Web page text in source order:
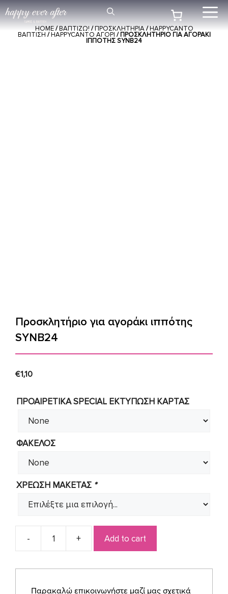
Μετάβαση
σε
περιεχόμενο
HOME/ΒΑΠΤΙΖΩ!/ΠΡΟΣΚΛΗΤΗΡΙΑ/HAPPYCANTO
ΒΑΠΤΙΣΗ /HAPPYCANTO ΑΓΟΡΙ / ΠΡΟΣΚΛΗΤΉΡΙΟ ΓΙΑ ΑΓΟΡΆΚΙ
ΙΠΠΌΤΗΣ SYNΒ24
Προσκλητήριο για αγοράκι ιππότης
SYNΒ24
€1,10
ΠΡΟΑΙΡΕΤΙΚΑ SPECIAL ΕΚΤΥΠΩΣΗ KAΡΤΑΣ
ΦΑΚΕΛΟΣ
ΧΡΕΩΣΗ ΜΑΚΕΤΑΣ *
Προσκλητήριο
αγοράκι
Add to cart
Παρακαλώ επικοινωνήστε μαζί μας σχετικά